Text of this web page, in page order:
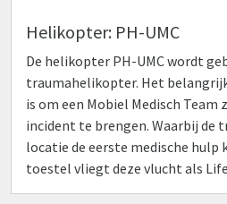
Helikopter: PH-UMC
De helikopter PH-UMC wordt
traumahelikopter. Het
is om een Mobiel Medisch
incident te brengen. Waarbij de
locatie de eerste medische hulp
toestel vliegt deze vlucht als